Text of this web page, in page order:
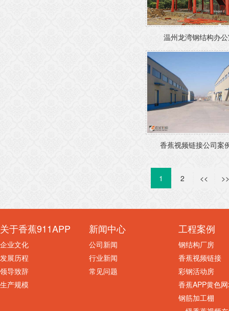
温州龙湾钢结构办
香蕉视频链接公司案
1 2 << >>
关于香蕉911APP
企业文化
发展历程
领导致辞
生产规模
新闻中心
公司新闻
行业新闻
常见问题
工程案例
钢结构厂房
香蕉视频链接
彩钢活动房
香蕉APP黄色
钢筋加工棚